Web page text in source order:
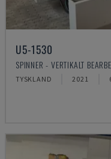
U5-1530
SPINNER - VERTIKALT
TYSKLAND 2021